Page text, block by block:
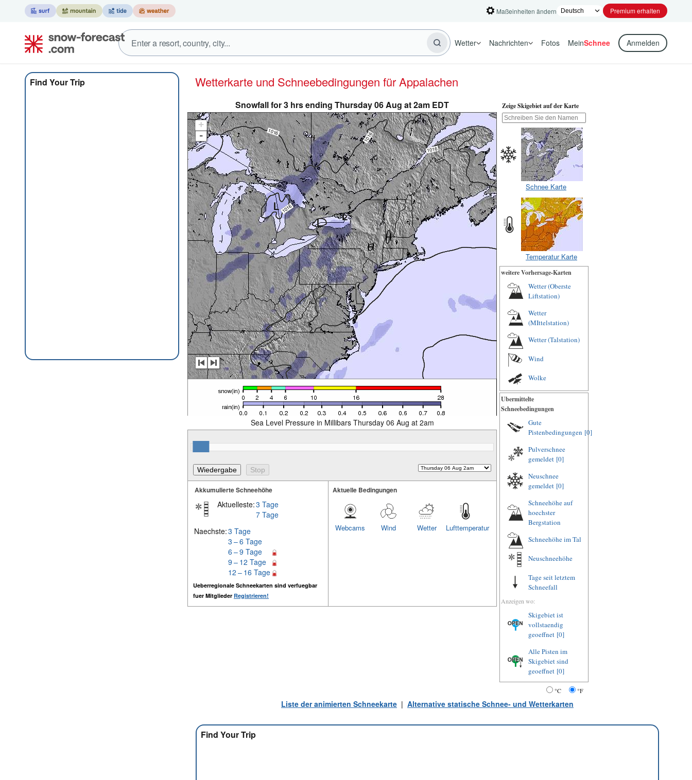
Maßeinheiten ändern Premium erhalten
Wetter Nachrichten Fotos MeinSchnee Anmelden
Find Your Trip Wetterkarte und Schneebedingungen für Appalachen
Snowfall for 3 hrs ending Thursday 06 Aug at 2am EDT
+
-
Sea Level Pressure in Millibars Thursday 06 Aug at 2am
Akkumulierte Schneehöhe
Aktuelleste:3 Tage
7 Tage
Naechste:3 Tage
3 – 6 Tage
6 – 9 Tage
9 – 12 Tage
12 – 16 Tage
Ueberregionale Schneekarten sind verfuegbar
fuer Mitglieder Registrieren!
Aktuelle Bedingungen
Lufttemperatur
Wetter
Wind
Webcams
Zeige Skigebiet auf der Karte
Schnee Karte
Temperatur Karte
weitere Vorhersage-Karten
Wetter (Oberste
Liftstation)
Wetter
(MIttelstation)
Wetter (Talstation)
Wind
Wolke
Ubermittelte
Schneebedingungen
Gute
Pistenbedingungen [0]
Pulverschnee
gemeldet [0]
Neuschnee
gemeldet [0]
Schneehöhe auf
hoechster
Bergstation
Schneehöhe im Tal
Neuschneehöhe
Tage seit letztem
Schneefall
Anzeigen wo:
Skigebiet ist
vollstaendig
geoeffnet [0]
Alle Pisten im
Skigebiet sind
geoeffnet [0]
°C °F
Liste der animierten Schneekarte | Alternative statische Schnee- und Wetterkarten
Find Your Trip